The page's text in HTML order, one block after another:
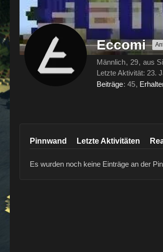
Eccomi
Männlich 29 aus
Letzte Aktivität: 23.
Beiträge 45
Pinnwand Letzte Aktivitäten
Es wurden noch keine Einträge an der